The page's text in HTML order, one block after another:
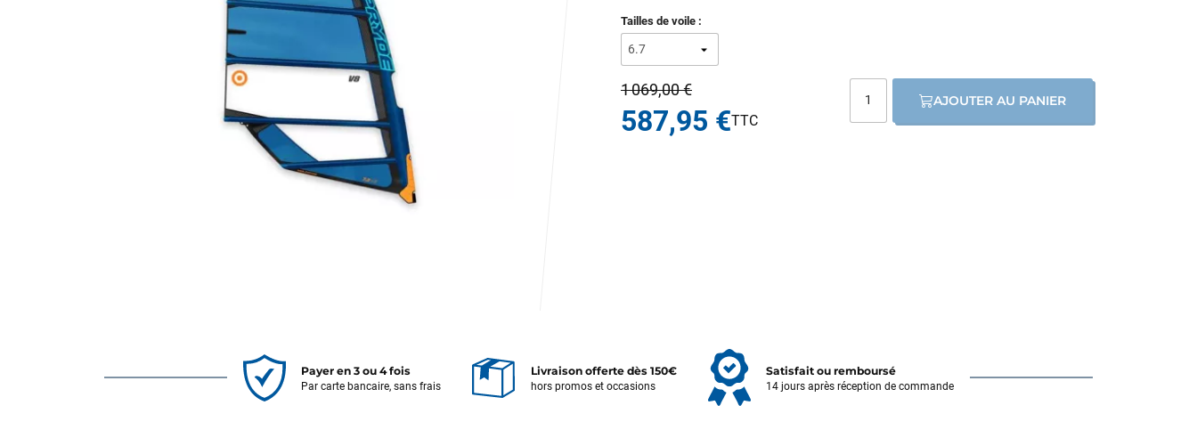
Tailles de voile :
1 069,00 €
587,95 €
AJOUTER AU PANIER
Payer en 3 ou 4 fois
Par carte bancaire, sans frais
Livraison offerte dès 150€
hors promos et occasions
Satisfait ou remboursé
14 jours après réception de commande